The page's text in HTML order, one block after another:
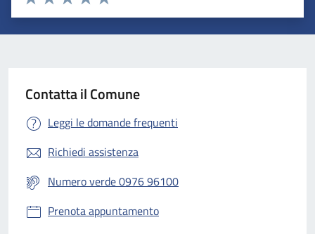
Valuta 5 stelle su 5
Valuta 4 stelle su 5
Valuta 3 stelle su 5
Valuta 2 stelle su 5
Valuta 1 stelle su 5
Contatta il Comune
Leggi le domande frequenti
Richiedi assistenza
Numero verde 0976 96100
Prenota appuntamento